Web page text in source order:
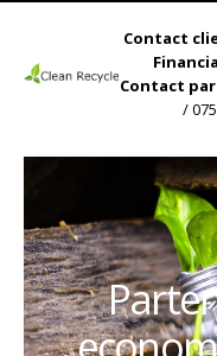
Contact
Contact
/